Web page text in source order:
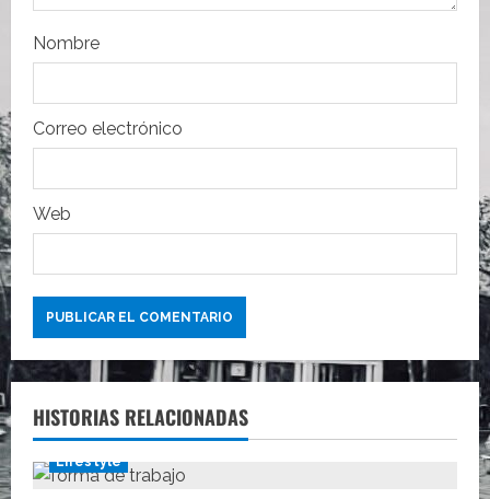
r
a
d
a
s
Nombre
Correo electrónico
Web
HISTORIAS RELACIONADAS
Lifestyle